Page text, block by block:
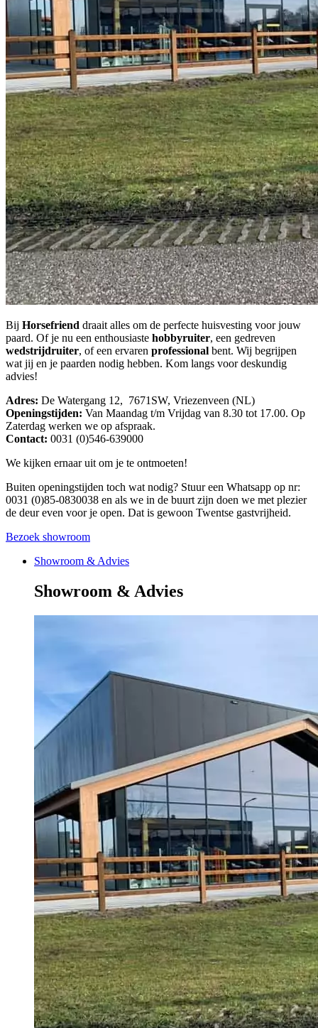
Bij Horsefriend draait alles om de perfecte huisvesting voor jouw
paard. Of je nu een enthousiaste hobbyruiter, een gedreven
wedstrijdruiter, of een ervaren professional bent. Wij begrijpen
wat jij en je paarden nodig hebben. Kom langs voor deskundig
advies!
Adres: De Watergang 12, 7671SW, Vriezenveen (NL)
Openingstijden: Van Maandag t/m Vrijdag van 8.30 tot 17.00. Op
Zaterdag werken we op afspraak.
Contact: 0031 (0)546-639000
We kijken ernaar uit om je te ontmoeten!
Buiten openingstijden toch wat nodig? Stuur een Whatsapp op nr:
0031 (0)85-0830038 en als we in de buurt zijn doen we met plezier
de deur even voor je open. Dat is gewoon Twentse gastvrijheid.
Bezoek showroom
Showroom & Advies
Showroom & Advies